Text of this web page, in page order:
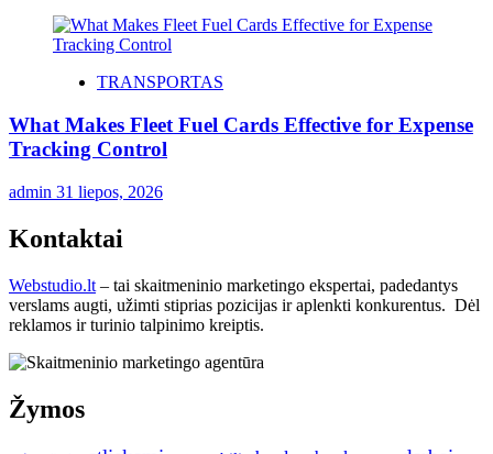
TRANSPORTAS
What Makes Fleet Fuel Cards Effective for Expense
Tracking Control
admin 31 liepos, 2026
Kontaktai
Webstudio.lt – tai skaitmeninio marketingo ekspertai, padedantys
verslams augti, užimti stiprias pozicijas ir aplenkti konkurentus. Dėl
reklamos ir turinio talpinimo kreiptis.
Žymos